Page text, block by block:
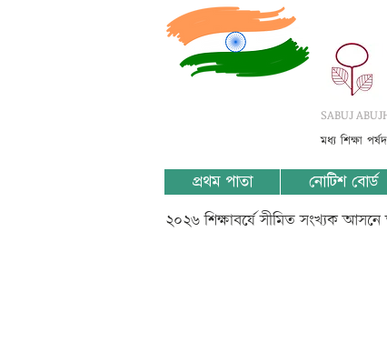
SABUJ
মধ্য শিক্ষা
প্রথম পাতা নোটিশ বোর্ড
২০২৬ শিক্ষাবর্ষে সীমিত সংখ্যক